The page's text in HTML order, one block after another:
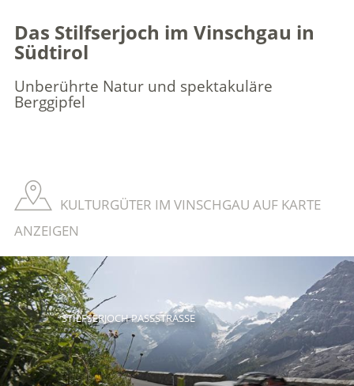
Das Stilfserjoch im Vinschgau in
Südtirol
Unberührte Natur und spektakuläre
Berggipfel
KULTURGÜTER IM VINSCHGAU AUF KARTE
ANZEIGEN
STILFSERJOCH PASSSTRASSE